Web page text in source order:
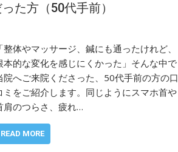
た方（50代手前）
「整体やマッサージ、鍼にも通ったけれど、
本的な変化を感じにくかった」そんな中で
院へご来院くださった、50代手前の方の口
ミをご紹介します。同じようにスマホ首や
肩のつらさ、疲れ…
READ MORE